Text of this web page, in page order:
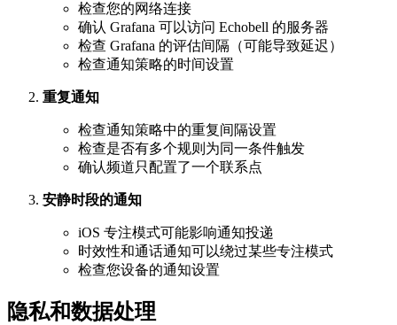
检查您的网络连接
确认 Grafana 可以访问 Echobell 的服务器
检查 Grafana 的评估间隔（可能导致延迟）
检查通知策略的时间设置
重复通知
检查通知策略中的重复间隔设置
检查是否有多个规则为同一条件触发
确认频道只配置了一个联系点
安静时段的通知
iOS 专注模式可能影响通知投递
时效性和通话通知可以绕过某些专注模式
检查您设备的通知设置
隐私和数据处理